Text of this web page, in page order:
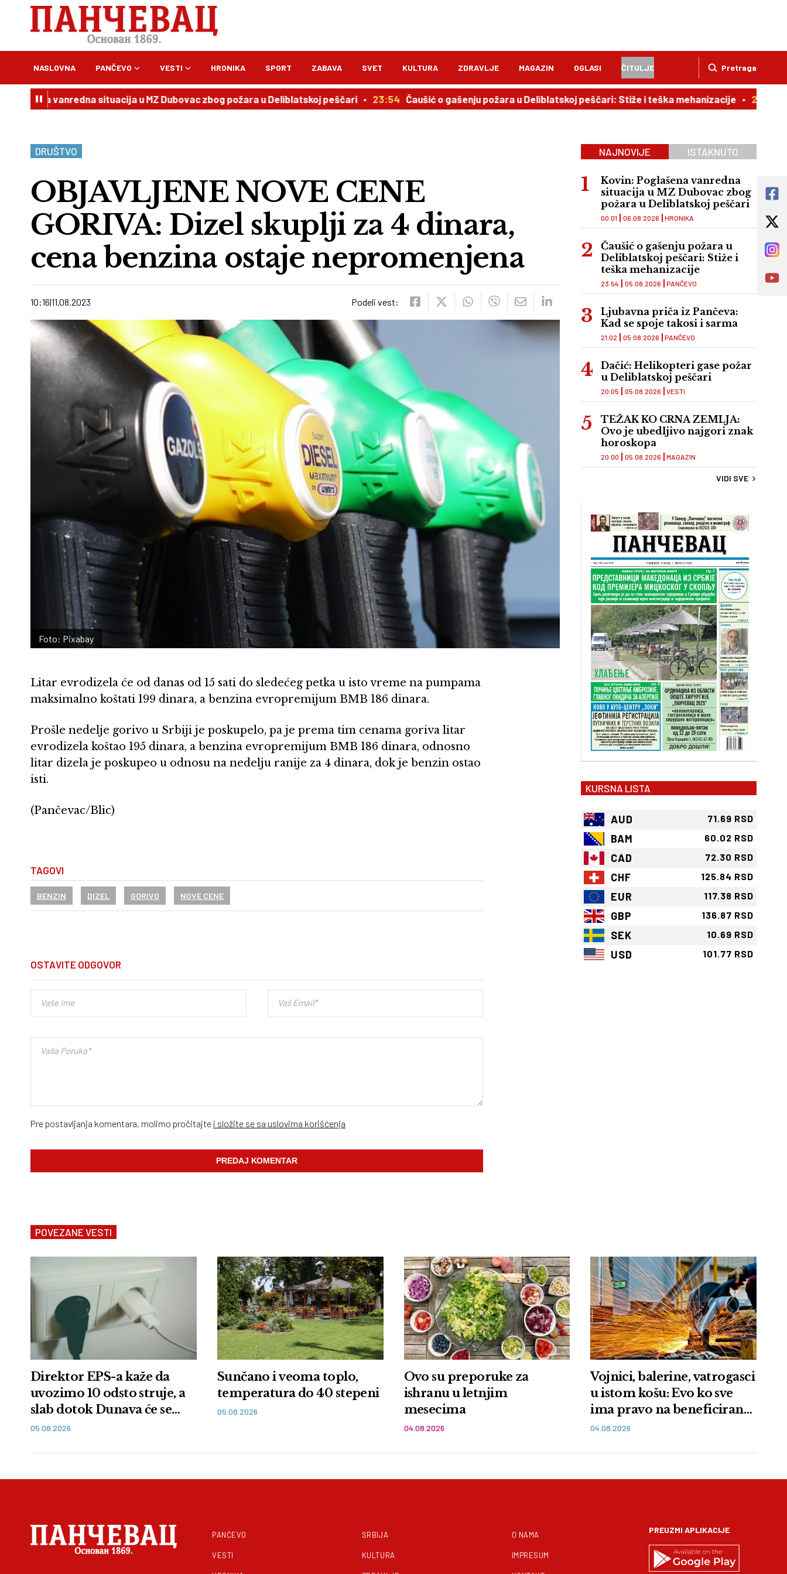
Pretraga
NASLOVNA PANČEVO VESTI HRONIKA SPORT ZABAVA SVET KULTURA ZDRAVLJE MAGAZIN OGLASI ČITULJE
vanredna situacija u MZ Dubovac zbog požara u Deliblatskoj peščari 23:54 Čaušić o gašenju požara u Deliblatskoj peščari: Stiže i teška mehanizacije 21:02 Ljubavna
DRUŠTVO
OBJAVLJENE NOVE CENE
GORIVA: Dizel skuplji za 4 dinara,
cena benzina ostaje nepromenjena
10:16 11.08.2023 Podeli vest:
Foto: Pixabay
Litar evrodizela će od danas od 15 sati do sledećeg petka u isto vreme na pumpama
maksimalno koštati 199 dinara, a benzina evropremijum BMB 186 dinara.
Prošle nedelje gorivo u Srbiji je poskupelo, pa je prema tim cenama goriva litar
evrodizela koštao 195 dinara, a benzina evropremijum BMB 186 dinara, odnosno
litar dizela je poskupeo u odnosu na nedelju ranije za 4 dinara, dok je benzin ostao
isti.
(Pančevac/Blic)
TAGOVI
BENZIN DIZEL GORIVO NOVE CENE
OSTAVITE ODGOVOR
Pre postavljanja komentara, molimo pročitajte i složite se sa uslovima korišćenja
NAJNOVIJE ISTAKNUTO
Kovin: Poglašena vanredna
situacija u MZ Dubovac zbog
požara u Deliblatskoj peščari
HRONIKA
00:01 06.08.2026
Čaušić o gašenju požara u
Deliblatskoj peščari: Stiže i
teška mehanizacije
PANČEVO
23:54 05.08.2026
Ljubavna priča iz Pančeva:
Kad se spoje takosi i sarma
PANČEVO
21:02 05.08.2026
Dačić: Helikopteri gase požar
u Deliblatskoj peščari
VESTI
20:05 05.08.2026
TEŽAK KO CRNA ZEMLJA:
Ovo je ubedljivo najgori znak
horoskopa
MAGAZIN
20:00 05.08.2026
VIDI SVE
KURSNA LISTA
AUD 71.69 RSD
BAM 60.02 RSD
CAD 72.30 RSD
CHF 125.84 RSD
EUR 117.38 RSD
GBP 136.87 RSD
SEK 10.69 RSD
USD 101.77 RSD
POVEZANE VESTI
Direktor EPS-a kaže da
uvozimo 10 odsto struje, a
slab dotok Dunava će se
nastaviti
05.08.2026
Sunčano i veoma toplo,
temperatura do 40 stepeni
05.08.2026
Ovo su preporuke za
ishranu u letnjim
mesecima
04.08.2026
Vojnici, balerine, vatrogasci
u istom košu: Evo ko sve
ima pravo na beneficiran
radni staž u Srbiji
04.08.2026
PANČEVO
VESTI
SRBIJA
KULTURA
O NAMA
IMPRESUM
PREUZMI APLIKACIJE